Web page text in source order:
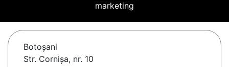
marketing
Botoşani
Str. Cornișa, nr. 10